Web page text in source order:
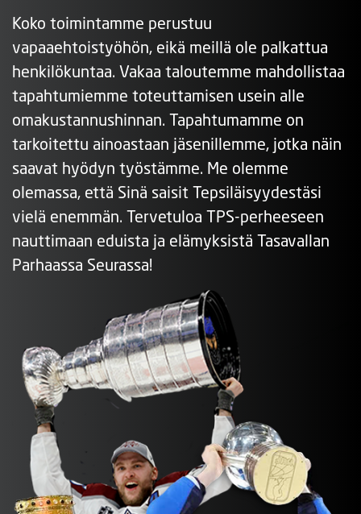
Koko toimintamme perustuu
vapaaehtoistyöhön, eikä meillä ole palkattua
henkilökuntaa. Vakaa taloutemme mahdollistaa
tapahtumiemme toteuttamisen usein alle
omakustannushinnan. Tapahtumamme on
tarkoitettu ainoastaan jäsenillemme, jotka näin
saavat hyödyn työstämme. Me olemme
olemassa, että Sinä saisit Tepsiläisyydestäsi
vielä enemmän. Tervetuloa TPS-perheeseen
nauttimaan eduista ja elämyksistä Tasavallan
Parhaassa Seurassa!